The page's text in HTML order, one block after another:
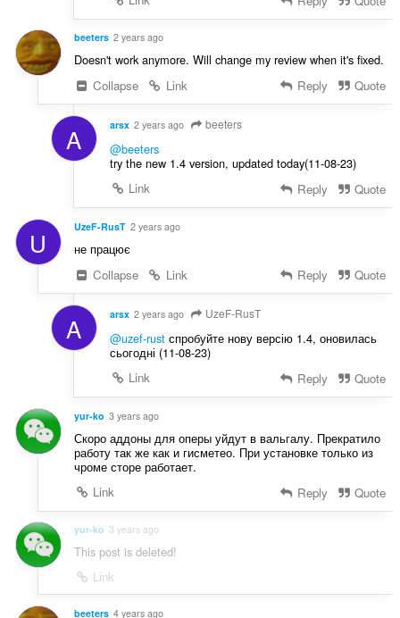
beeters 2 years ago
Doesn't work anymore. Will change my review when it's fixed.
Collapse
Link Reply Quote
A arsx 2 years ago beeters
@beeters
try the new 1.4 version, updated today(11-08-23)
Link
Reply Quote
U UzeF-RusT 2 years ago
не працює
Collapse
Link Reply Quote
A arsx 2 years ago UzeF-RusT
@uzef-rustспробуйте нову версію 1.4, оновилась
сьогодні (11-08-23)
Link
Reply Quote
yur-ko 3 years ago
Скоро аддоны для оперы уйдут в вальгалу. Прекратило
работу так же как и гисметео. При установке только из
чроме сторе работает.
Link
Reply Quote
yur-ko 3 years ago
This post is deleted!
Link
beeters 4 years ago